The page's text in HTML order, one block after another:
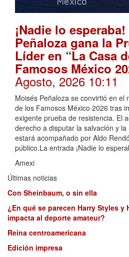
¡Nadie lo
Peñaloza gana la
Líder en “La Casa
Famosos México
Agosto, 2026 10:11
Moisés Peñaloza se convirtió en el
de los Famosos México 2026 tras
exigente prueba de resistencia. El
derecho a disputar la salvación y
estará acompañado por Aldo
público.La entrada ¡Nadie lo
Amexi
Últimas noticias
Con Sheinbaum, o sin ella
¿En qué se parecen Harry Styles y
impacta al deporte amateur?
Reina centroamericana
Edición impresa